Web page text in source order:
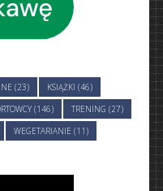
(23)
KSIĄŻKI (46)
(146)
TRENING (27)
WEGETARIANIE (11)